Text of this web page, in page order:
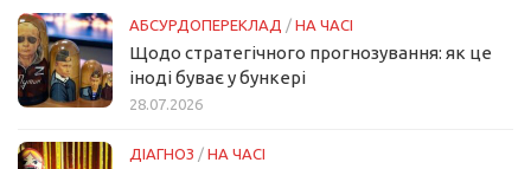
АБСУРДОПЕРЕКЛАД / НА ЧАСІ
Щодо стратегічного прогнозування: як це
іноді буває у бункері
28.07.2026
ДІАГНОЗ / НА ЧАСІ